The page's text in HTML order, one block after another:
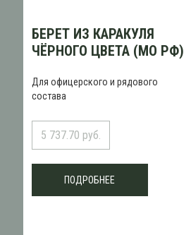
БЕРЕТ ИЗ КАРАКУЛЯ
ЧЁРНОГО ЦВЕТА (МО РФ)
Для офицерского и рядового
состава
5 737.70 руб.
ПОДРОБНЕЕ